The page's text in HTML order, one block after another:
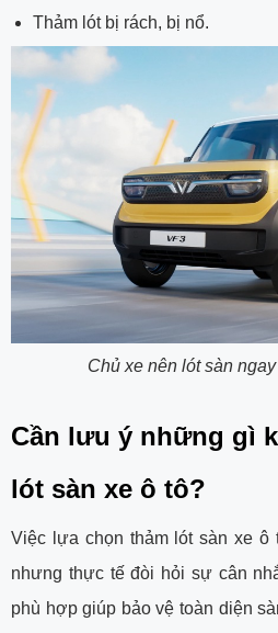
Thảm lót bị rách, bị nổ.
Chủ xe nên lót sàn
Cần lưu ý những gì
lót sàn xe ô tô?
Việc lựa chọn thảm lót sàn xe
nhưng thực tế đòi hỏi sự cân
phù hợp giúp bảo vệ toàn diện